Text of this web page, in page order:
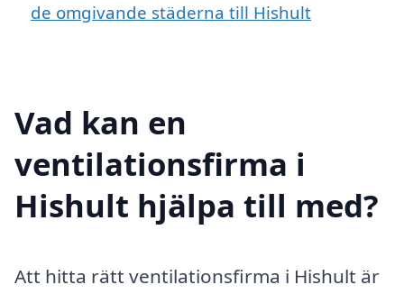
de omgivande städerna till Hishult
Vad kan en
ventilationsfirma i
Hishult hjälpa till med?
Att hitta rätt ventilationsfirma i Hishult är